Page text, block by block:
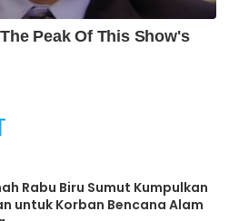
Rabu Biru Sumut Kumpulkan
untuk Korban Bencana Alam